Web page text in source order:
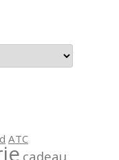
ATC
cadeau